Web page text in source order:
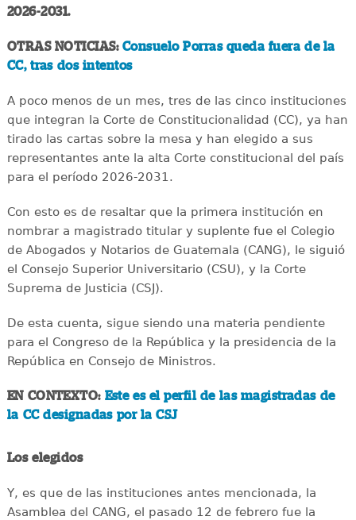
2026-2031.
OTRAS NOTICIAS: Consuelo Porras queda fuera de la
CC, tras dos intentos
A poco menos de un mes, tres de las cinco instituciones
que integran la Corte de Constitucionalidad (CC), ya han
tirado las cartas sobre la mesa y han elegido a sus
representantes ante la alta Corte constitucional del país
para el período 2026-2031.
Con esto es de resaltar que la primera institución en
nombrar a magistrado titular y suplente fue el Colegio
de Abogados y Notarios de Guatemala (CANG), le siguió
el Consejo Superior Universitario (CSU), y la Corte
Suprema de Justicia (CSJ).
De esta cuenta, sigue siendo una materia pendiente
para el Congreso de la República y la presidencia de la
República en Consejo de Ministros.
EN CONTEXTO: Este es el perfil de las magistradas de
la CC designadas por la CSJ
Los elegidos
Y, es que de las instituciones antes mencionada, la
Asamblea del CANG, el pasado 12 de febrero fue la